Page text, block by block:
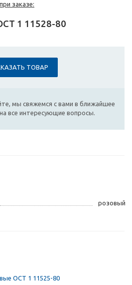
заказе:
1 11528-80
ТОВАР
мы свяжемся с вами в ближайшее
все интересующие вопросы.
розовый
ОСТ 1 11525-80